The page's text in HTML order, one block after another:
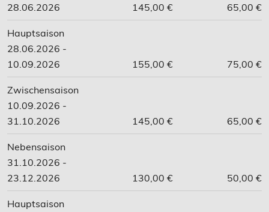
28.06.2026
145,00 € 65,00 €
Hauptsaison
28.06.2026 -
10.09.2026
155,00 € 75,00 €
Zwischensaison
10.09.2026 -
31.10.2026
145,00 € 65,00 €
Nebensaison
31.10.2026 -
23.12.2026
130,00 € 50,00 €
Hauptsaison